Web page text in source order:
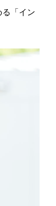
「イン